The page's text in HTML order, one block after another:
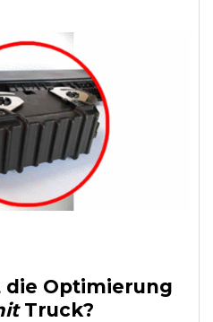
Optimierung
Truck?